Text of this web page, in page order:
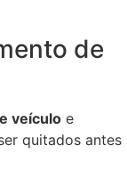
de
veículo e
quitados antes